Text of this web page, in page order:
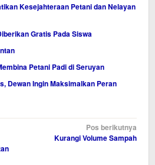
Kesejahteraan Petani dan Nelayan
Gratis Pada Siswa
Petani Padi di Seruyan
Dewan Ingin Maksimalkan Peran
Pos berikutnya
Kurangi Volume Sampah